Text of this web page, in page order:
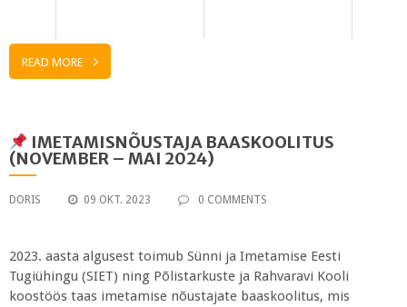
READ MORE
IMETAMISNÕUSTAJA BAASKOOLITUS
(NOVEMBER – MAI 2024)
DORIS 09 OKT. 2023 0 COMMENTS
2023. aasta algusest toimub Sünni ja Imetamise Eesti
Tugiühingu (SIET) ning Põlistarkuste ja Rahvaravi Kooli
koostöös taas imetamise nõustajate baaskoolitus, mis